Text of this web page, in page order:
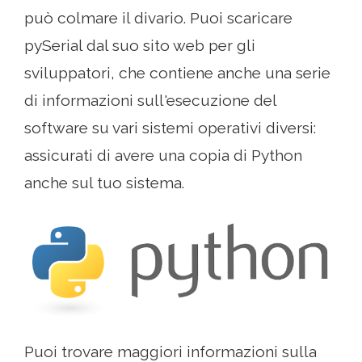
può colmare il divario. Puoi scaricare
pySerial dal suo sito web per gli
sviluppatori, che contiene anche una serie
di informazioni sull'esecuzione del
software su vari sistemi operativi diversi:
assicurati di avere una copia di Python
anche sul tuo sistema.
Puoi trovare maggiori informazioni sulla